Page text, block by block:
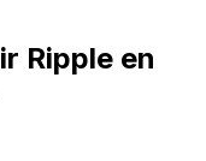
Ripple en